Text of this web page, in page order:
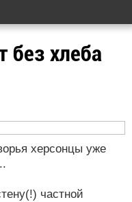
без хлеба
херсонцы уже
частной